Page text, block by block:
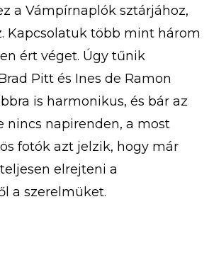
a Vámpírnaplók sztárjához,
Kapcsolatuk több mint három
ért véget. Úgy tűnik
Pitt és Ines de Ramon
is harmonikus, és bár az
nincs napirenden, a most
fotók azt jelzik, hogy már
elrejteni a
a szerelmüket.